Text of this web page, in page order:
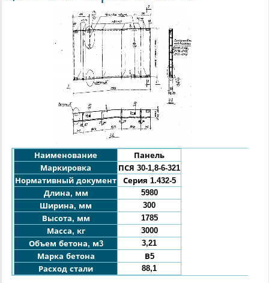
Наименование
Панель
Маркировка
ПСЯ 30-1,8-6-321
Нормативный документ
Серия 1.432-5
Длина, мм
5980
Ширина, мм
300
Высота, мм
1785
Масса, кг
3000
Объем бетона, м3
3,21
Марка бетона
В5
Расход стали
88,1